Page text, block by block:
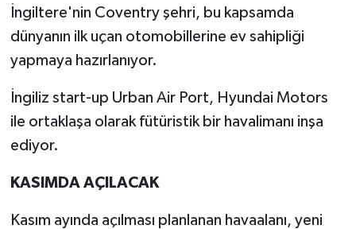
İngiltere'nin Coventry şehri, bu kapsamda
dünyanın ilk uçan otomobillerine ev sahipliği
yapmaya hazırlanıyor.
İngiliz start-up Urban Air Port, Hyundai Motors
ile ortaklaşa olarak fütüristik bir havalimanı inşa
ediyor.
KASIMDA AÇILACAK
Kasım ayında açılması planlanan havaalanı, yeni